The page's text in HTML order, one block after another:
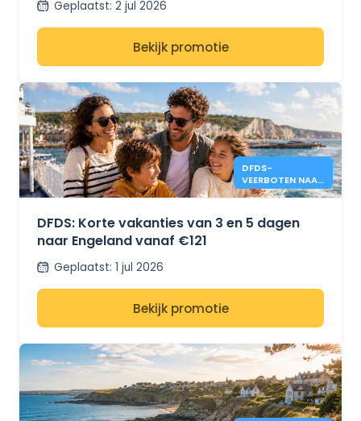
Geplaatst: 2 jul 2026
Bekijk promotie
DFDS-
VEERBOTEN NAAR
ENGELAND VANAF
DFDS: Korte vakanties van 3 en 5 dagen
naar Engeland vanaf €121
Geplaatst: 1 jul 2026
Bekijk promotie